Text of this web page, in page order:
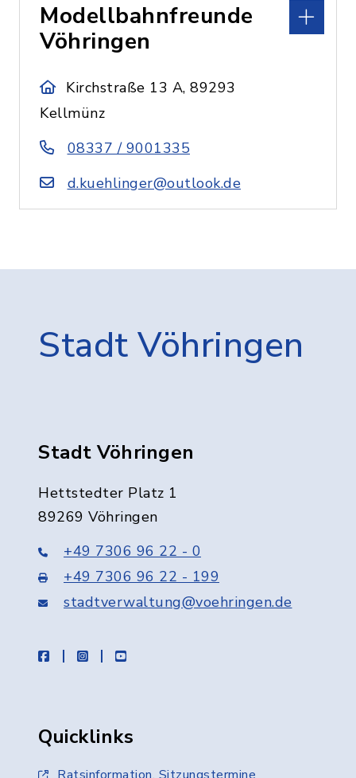
Modellbahnfreunde
Vöhringen
Kirchstraße 13 A, 89293
Kellmünz
08337 / 9001335
d.kuehlinger@outlook.de
Stadt Vöhringen
Stadt Vöhringen
Hettstedter Platz 1
89269 Vöhringen
+49 7306 96 22 - 0
+49 7306 96 22 - 199
stadtverwaltung@voehringen.de
facebookinstagramyoutube
Quicklinks